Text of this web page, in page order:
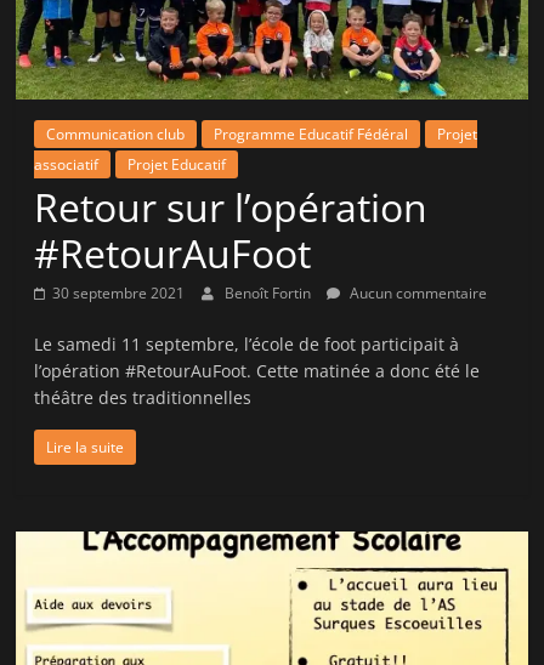
la
victoire
!
Communication club Programme Educatif Fédéral
Projet
associatif
Projet Educatif
Retour sur l’opération
#RetourAuFoot
30 septembre 2021 Benoît Fortin Aucun commentaire
Le samedi 11 septembre, l’école de foot participait à
l’opération #RetourAuFoot. Cette matinée a donc été le
théâtre des traditionnelles
Lire la suite